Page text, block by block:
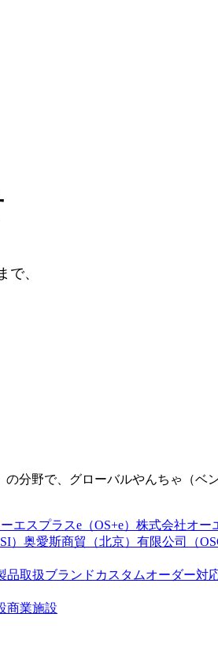
、
分野で、グローバルやんちゃ（ベ
エスプラスe（OS+e） 株式会社オー
） 奥愛斯商貿（北京）有限公司（
品取扱ブランド カスタムオーダー対
商業施設